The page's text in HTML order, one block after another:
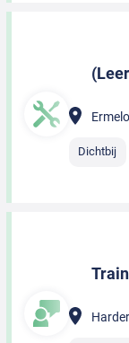
Ermelo
Dichtbij